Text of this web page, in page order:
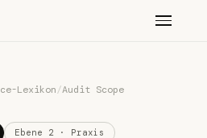
Lexikon/Audit Scope
Ebene 2 · Praxis